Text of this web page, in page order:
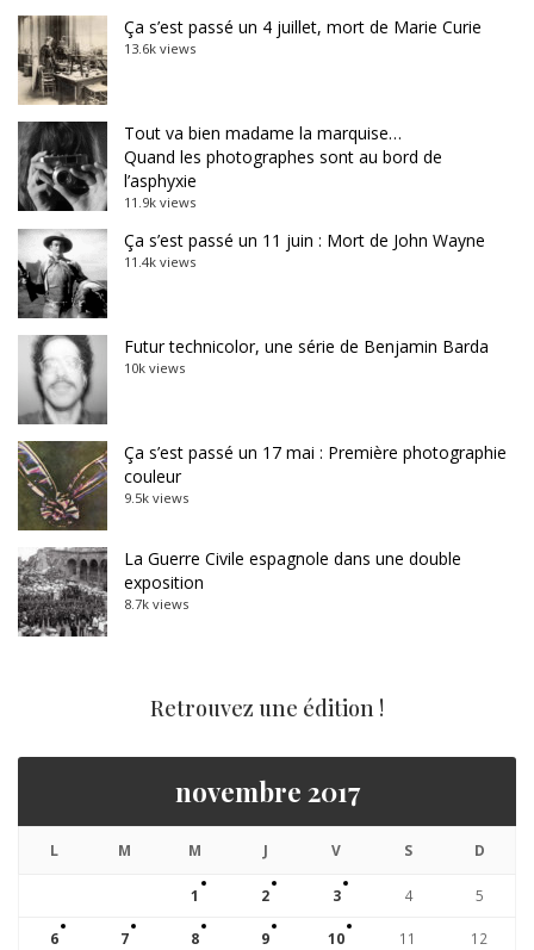
Ça s’est passé un 4 juillet, mort de Marie Curie
13.6k views
Tout va bien madame la marquise…
Quand les photographes sont au bord de
l’asphyxie
11.9k views
Ça s’est passé un 11 juin : Mort de John Wayne
11.4k views
Futur technicolor, une série de Benjamin Barda
10k views
Ça s’est passé un 17 mai : Première photographie
couleur
9.5k views
La Guerre Civile espagnole dans une double
exposition
8.7k views
Retrouvez une édition !
novembre 2017
L M M J V S D
1 2 3 4 5
6 7 8 9 10 11 12